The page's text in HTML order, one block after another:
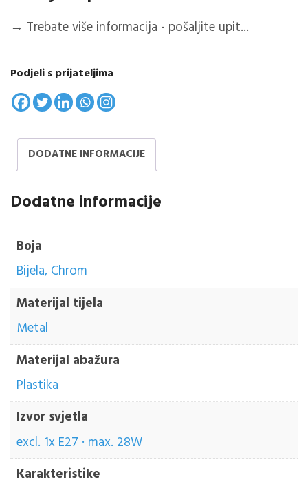
→ Trebate više informacija - pošaljite upit...
Podjeli s prijateljima
DODATNE INFORMACIJE
Dodatne informacije
Boja
Bijela, Chrom
Materijal tijela
Metal
Materijal abažura
Plastika
Izvor svjetla
excl. 1x E27 · max. 28W
Karakteristike